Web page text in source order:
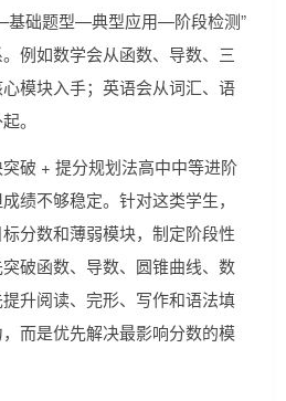
基础题型—典型应用—阶段检测”
例如数学会从函数、导数、三
模块入手；英语会从词汇、语
。
破 + 提分规划法高中中等进阶
绩不够稳定。针对这类学生，
分数和薄弱模块，制定阶段性
破函数、导数、圆锥曲线、数
升阅读、完形、写作和语法填
而是优先解决最影响分数的模